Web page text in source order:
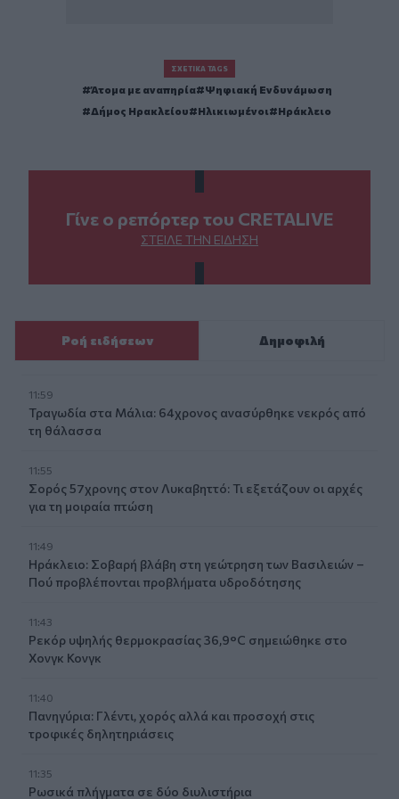
ΣΧΕΤΙΚΆ TAGS
Άτομα με αναπηρία
Ψηφιακή Ενδυνάμωση
Δήμος Ηρακλείου
Ηλικιωμένοι Ηράκλειο
Γίνε ο ρεπόρτερ του CRETALIVE
ΣΤΕΊΛΕ ΤΗΝ ΕΊΔΗΣΗ
Ροή ειδήσεων Δημοφιλή
11:59
Τραγωδία στα Μάλια: 64χρονος ανασύρθηκε νεκρός από
τη θάλασσα
11:55
Σορός 57χρονης στον Λυκαβηττό: Τι εξετάζουν οι αρχές
για τη μοιραία πτώση
11:49
Ηράκλειο: Σοβαρή βλάβη στη γεώτρηση των Βασιλειών –
Πού προβλέπονται προβλήματα υδροδότησης
11:43
Ρεκόρ υψηλής θερμοκρασίας 36,9°C σημειώθηκε στο
Χονγκ Κονγκ
11:40
Πανηγύρια: Γλέντι, χορός αλλά και προσοχή στις
τροφικές δηλητηριάσεις
11:35
Ρωσικά πλήγματα σε δύο διυλιστήρια